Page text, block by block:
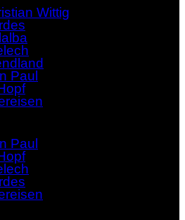
Wittig
Paul
Paul